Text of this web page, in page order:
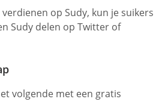
op Sudy, kun je suikers
Sudy delen op Twitter of
volgende met een gratis